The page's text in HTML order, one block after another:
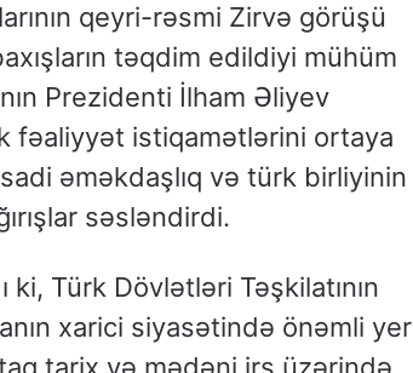
qeyri-rəsmi Zirvə görüşü
təqdim edildiyi mühüm
Prezidenti İlham Əliyev
fəaliyyət istiqamətlərini ortaya
əməkdaşlıq və türk birliyinin
səsləndirdi.
ki, Türk Dövlətləri Təşkilatının
xarici siyasətində önəmli yer